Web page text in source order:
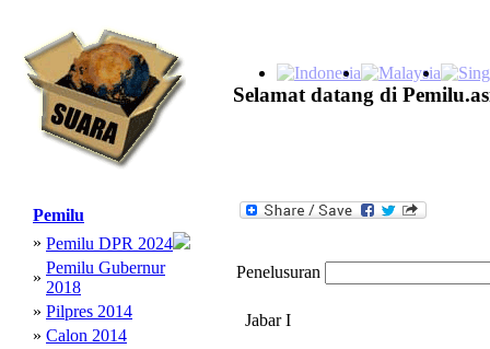
Selamat datang di
Pemilu
» Pemilu DPR 2024
»
Pemilu Gubernur
2018
» Pilpres 2014
» Calon 2014
Penelusuran
Jabar I